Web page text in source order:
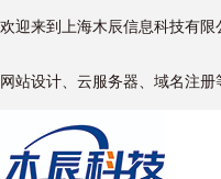
欢迎来到上海木辰信息科技有限
网站设计、云服务器、域名注册